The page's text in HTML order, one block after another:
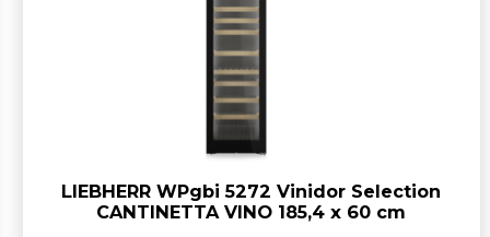
LIEBHERR WPgbi 5272 Vinidor Selection
CANTINETTA VINO 185,4 x 60 cm